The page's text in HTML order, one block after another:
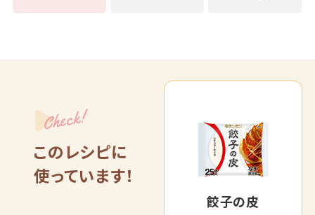
Check!
このレシピに
使っています！
餃子の皮